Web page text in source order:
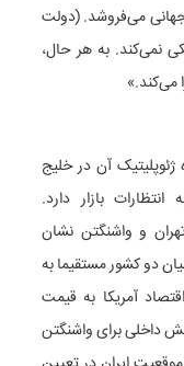
جهانی می‌فروشد. (دولت
نمی‌کند. به هر حال،
می‌کند.»
ژئوپلیتیک آن در خلیج
بازار دارد.
و واشنگتن نشان
دو کشور مستقیما به
آمریکا به قیمت
داخلی برای واشنگتن